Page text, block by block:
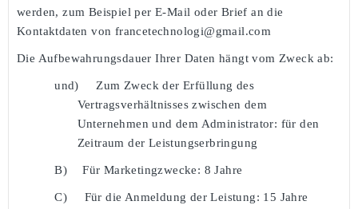
werden, zum Beispiel per E-Mail oder Brief an die
Kontaktdaten von francetechnologi@gmail.com
Die Aufbewahrungsdauer Ihrer Daten hängt vom Zweck ab:
und)
Zum Zweck der Erfüllung des
Vertragsverhältnisses zwischen dem
Unternehmen und dem Administrator: für den
Zeitraum der Leistungserbringung
B) Für Marketingzwecke: 8 Jahre
C) Für die Anmeldung der Leistung: 15 Jahre